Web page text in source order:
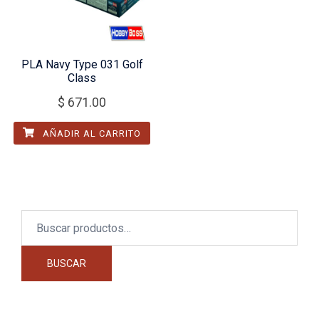
PLA Navy Type 031 Golf
Class
$ 671.00
AÑADIR AL CARRITO
BUSCAR